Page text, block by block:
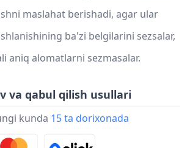
maslahat berishadi, agar ular
ba'zi belgilarini sezsalar,
aniq alomatlarni sezmasalar.
va qabul qilish usullari
kunda 15 ta dorixonada